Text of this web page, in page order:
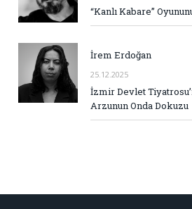
“Kanlı Kabare”
İrem Erdoğan
25.12.2025
İzmir Devlet
Arzunun Onda Dokuzu